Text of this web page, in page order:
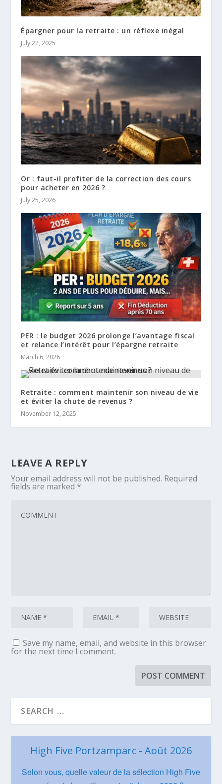
Épargner pour la retraite : un réflexe inégal
July 22, 2025
Or : faut-il profiter de la correction des cours
pour acheter en 2026 ?
July 25, 2026
PER : le budget 2026 prolonge l’avantage fiscal
et relance l’intérêt pour l’épargne retraite
March 6, 2026
Retraite : comment maintenir son niveau de vie
et éviter la chute de revenus ?
November 12, 2025
LEAVE A REPLY
Your email address will not be published. Required
fields are marked *
Save my name, email, and website in this browser
for the next time I comment.
High Five Portzamparc - Août 2026
Selon vous, quelle valeur de la sélection High Five